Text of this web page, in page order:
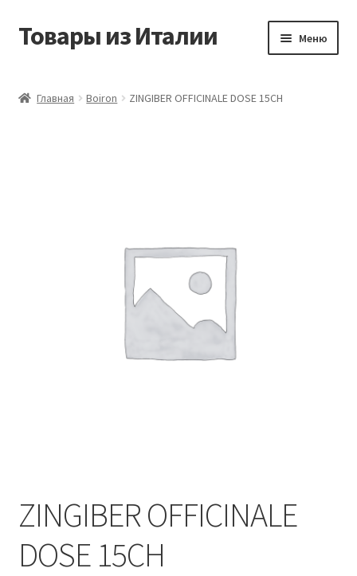
Перейти
Перейти
Товары из Италии Меню
Главная Boiron ZINGIBER OFFICINALE DOSE 15CH
ZINGIBER OFFICINALE
DOSE 15CH